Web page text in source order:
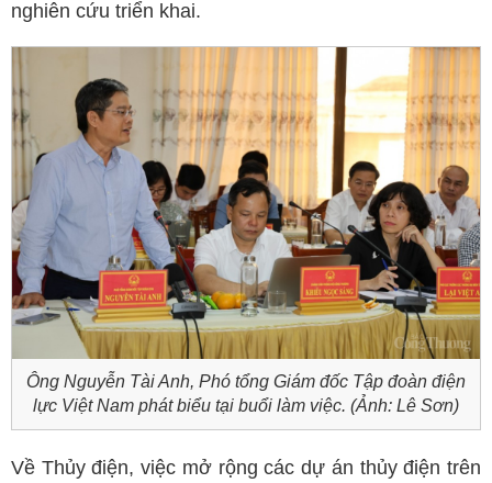
nghiên cứu triển khai.
Ông Nguyễn Tài Anh, Phó tổng Giám đốc Tập đoàn điện
lực Việt Nam phát biểu tại buổi làm việc. (Ảnh: Lê Sơn)
Về Thủy điện, việc mở rộng các dự án thủy điện trên